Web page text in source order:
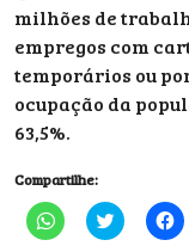
milhões de
empregos com
temporários ou
ocupação da
63,5%.
Compartilhe:
Clique
para
Clique
para